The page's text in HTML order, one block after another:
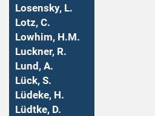
Losensky, L.
Lotz, C.
Lowhim, H.M.
Luckner, R.
Lund, A.
Lück, S.
Lüdeke, H.
Lüdtke, D.